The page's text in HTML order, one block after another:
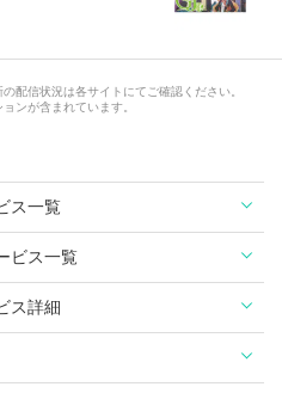
配信状況は各サイトにてご確認ください。
ンが含まれています。
ス一覧
ビス一覧
ス詳細